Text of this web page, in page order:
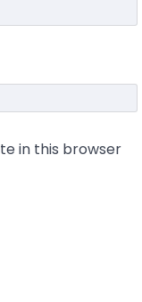
in this browser